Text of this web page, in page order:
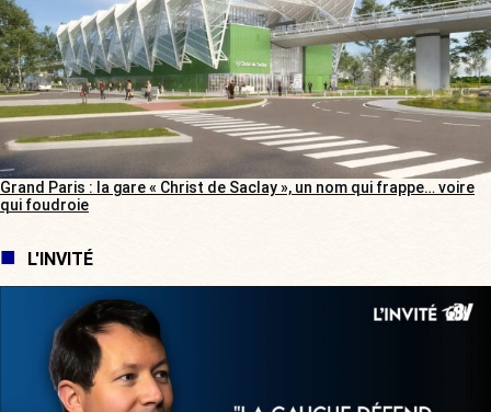
Grand Paris : la gare « Christ de Saclay », un nom qui frappe… voire
qui foudroie
L'INVITÉ